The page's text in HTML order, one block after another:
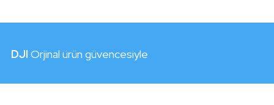
DJI Orjinal ürün güvencesiyle